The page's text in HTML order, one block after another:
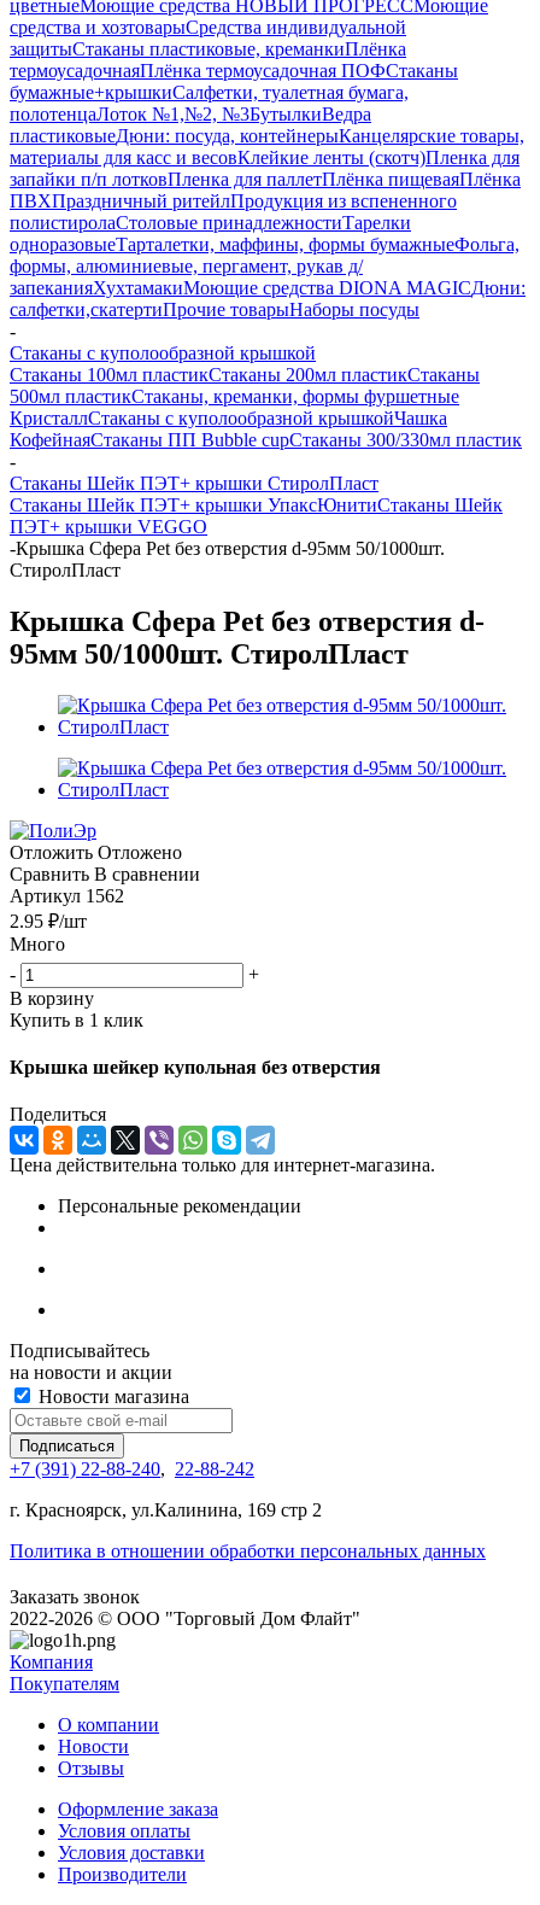
цветныеМоющие средства НОВЫЙ ПРОГРЕССМоющие
средства и хозтоварыСредства индивидуальной
защитыСтаканы пластиковые, креманкиПлёнка
термоусадочнаяПлёнка термоусадочная ПОФСтаканы
бумажные+крышкиСалфетки, туалетная бумага,
полотенцаЛоток №1,№2, №3БутылкиВедра
пластиковыеДюни: посуда, контейнерыКанцелярские товары,
материалы для касс и весовКлейкие ленты (скотч)Пленка для
запайки п/п лотковПленка для паллетПлёнка пищеваяПлёнка
ПВХПраздничный ритейлПродукция из вспененного
полистиролаСтоловые принадлежностиТарелки
одноразовыеТарталетки, маффины, формы бумажныеФольга,
формы, алюминиевые, пергамент, рукав д/
запеканияХухтамакиМоющие средства DIONA MAGICДюни:
салфетки,скатертиПрочие товарыНаборы посуды
-
Стаканы с куполообразной крышкой
Стаканы 100мл пластикСтаканы 200мл пластикСтаканы
500мл пластикСтаканы, креманки, формы фуршетные
КристаллСтаканы с куполообразной крышкойЧашка
КофейнаяСтаканы ПП Bubble cupСтаканы 300/330мл пластик
-
Стаканы Шейк ПЭТ+ крышки СтиролПласт
Стаканы Шейк ПЭТ+ крышки УпаксЮнитиСтаканы Шейк
ПЭТ+ крышки VEGGO
-Крышка Сфера Pet без отверстия d-95мм 50/1000шт.
СтиролПласт
Крышка Сфера Pet без отверстия d-
95мм 50/1000шт. СтиролПласт
Отложить Отложено
Сравнить В сравнении
Артикул 1562
2.95 ₽/шт
Много
-
+
В корзину
Купить в 1 клик
Крышка шейкер купольная без отверстия
Поделиться
Цена действительна только для интернет-магазина.
Персональные рекомендации
Подписывайтесь
на новости и акции
Новости магазина
+7 (391) 22-88-240, 22-88-242
г. Красноярск, ул.Калинина, 169 стр 2
Политика в отношении обработки персональных данных
Заказать звонок
2022-2026 © OOO "Торговый Дом Флайт"
Компания
Покупателям
О компании
Новости
Отзывы
Оформление заказа
Условия оплаты
Условия доставки
Производители